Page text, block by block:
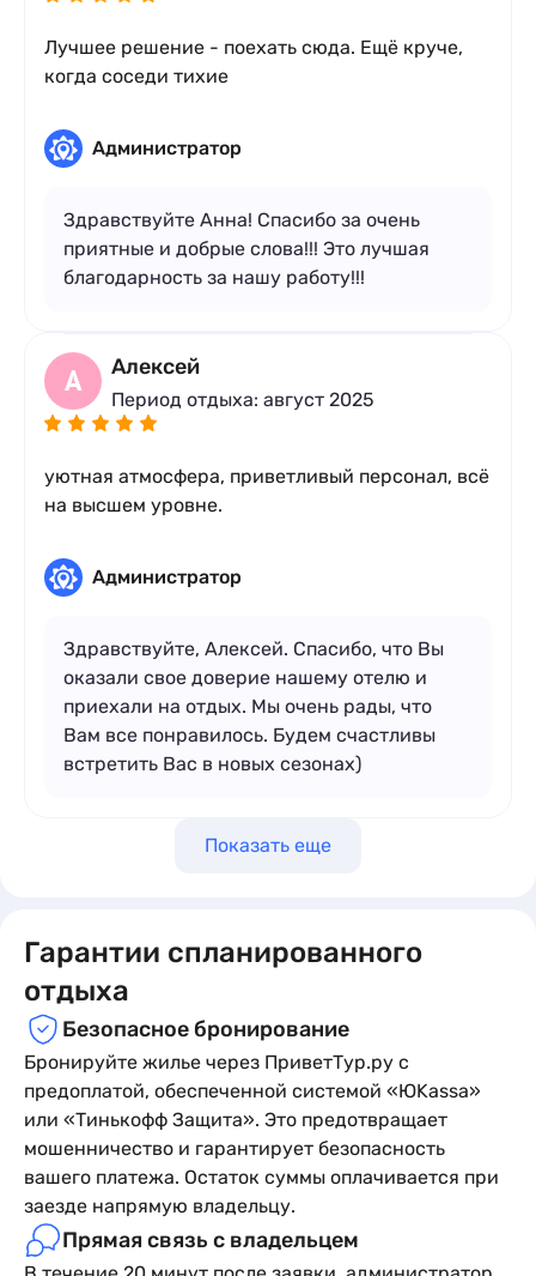
Лучшее решение - поехать сюда. Ещё круче,
когда соседи тихие
Администратор
Здравствуйте Анна! Спасибо за очень
приятные и добрые слова!!! Это лучшая
благодарность за нашу работу!!!
А Алексей
Период отдыха: август 2025
уютная атмосфера, приветливый персонал, всё
на высшем уровне.
Администратор
Здравствуйте, Алексей. Спасибо, что Вы
оказали свое доверие нашему отелю и
приехали на отдых. Мы очень рады, что
Вам все понравилось. Будем счастливы
встретить Вас в новых сезонах)
Показать еще
Гарантии спланированного
отдыха
Безопасное бронирование
Бронируйте жилье через ПриветТур.ру с
предоплатой, обеспеченной системой «ЮKassa»
или «Тинькофф Защита». Это предотвращает
мошенничество и гарантирует безопасность
вашего платежа. Остаток суммы оплачивается при
заезде напрямую владельцу.
Прямая связь с владельцем